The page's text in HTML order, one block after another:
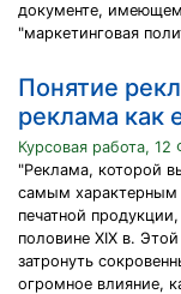
документе, имеющем
"маркетинговая
Понятие
реклама как
Курсовая работа, 12
"Реклама, которой
самым
печатной
половине XIX в.
затронуть
огромное влияние,